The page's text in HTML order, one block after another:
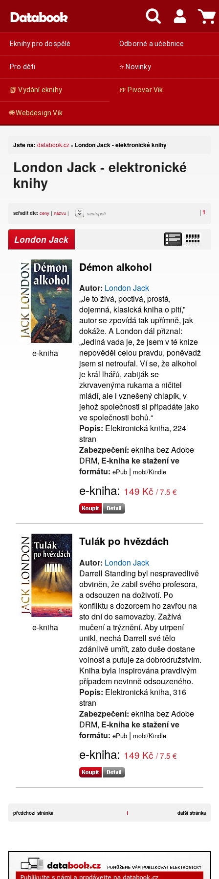
Eknihy pro dospělé Odborné a učebnice
Pro děti ⭐ Novinky
📗 Vydání eknihy 🍺 Pivovar Vik
🌐 Webdesign Vik
Jste na: databook.cz » London Jack - elektronické knihy
London Jack - elektronické
knihy
| 1
seřadit dle: ceny | názvu | sestupně
London Jack
e-kniha
Démon alkohol
Autor: London Jack
„Je to živá, poctivá, prostá,
dojemná, klasická kniha o pití,”
autor se zpovídá tak upřímně, jak
dokáže. A London dál přiznal:
„Jediná vada je, že jsem v té knize
nepověděl celou pravdu, poněvadž
jsem si netroufal. Ví se, že alkohol
je král lhářů, zabiják se
zkrvavenýma rukama a ničitel
mládí, ale i vznešený chlapík, v
jehož společnosti si připadáte jako
ve společnosti bohů.“
Popis: Elektronická kniha, 224
stran
Zabezpečení: ekniha bez Adobe
DRM, E-kniha ke stažení ve
formátu: ePub | mobi/Kindle
e-kniha: 149 Kč / 7.5 €
e-kniha
Tulák po hvězdách
Autor: London Jack
Darrell Standing byl nespravedlivě
obviněn, že zabil svého profesora,
a odsouzen na doživotí. Po
konfliktu s dozorcem ho zavřou na
sto dní do samovazby. Zažívá
mučení a trýznění. Aby utrpení
unikl, nechá Darrell své tělo
zdánlivě umřít, zato duše dostane
volnost a putuje za dobrodružstvím.
Kniha byla inspirována pravdivým
případem nevinně odsouzeného.
Popis: Elektronická kniha, 316
stran
Zabezpečení: ekniha bez Adobe
DRM, E-kniha ke stažení ve
formátu: ePub | mobi/Kindle
e-kniha: 149 Kč / 7.5 €
další stránka
předchozí stránka 1